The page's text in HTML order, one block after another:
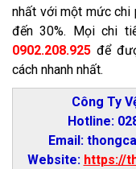
nhất với một mức chi
đến 30%. Mọi chi
0902.208.925 để
cách nhanh nhất.
Công Ty
Hotline:
Email:
Website: https://